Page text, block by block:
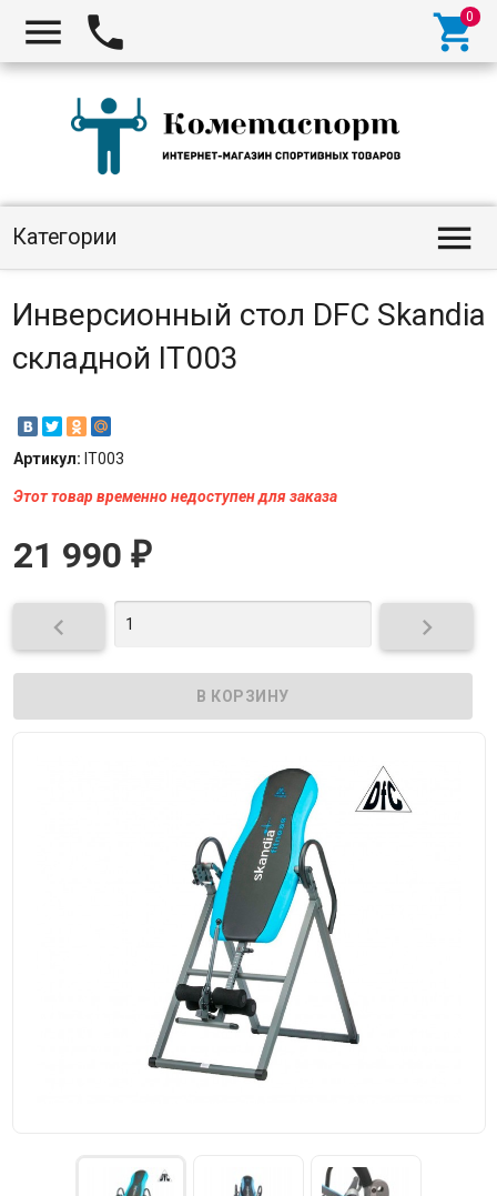
  
Категории 
Инверсионный стол DFC Skandia
складной IT003
Артикул: IT003
Этот товар временно недоступен для заказа
21 990 ₽
 